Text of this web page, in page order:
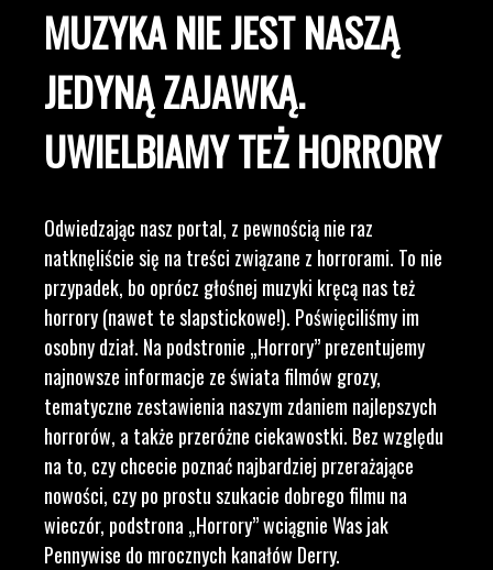
MUZYKA NIE JEST NASZĄ
JEDYNĄ ZAJAWKĄ.
UWIELBIAMY TEŻ HORRORY
Odwiedzając nasz portal, z pewnością nie raz
natknęliście się na treści związane z horrorami. To nie
przypadek, bo oprócz głośnej muzyki kręcą nas też
horrory (nawet te slapstickowe!). Poświęciliśmy im
osobny dział. Na podstronie „Horrory” prezentujemy
najnowsze informacje ze świata filmów grozy,
tematyczne zestawienia naszym zdaniem najlepszych
horrorów, a także przeróżne ciekawostki. Bez względu
na to, czy chcecie poznać najbardziej przerażające
nowości, czy po prostu szukacie dobrego filmu na
wieczór, podstrona „Horrory” wciągnie Was jak
Pennywise do mrocznych kanałów Derry.